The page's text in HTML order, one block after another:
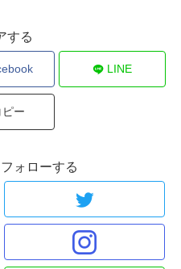
する
LINE
ピー
ォローする